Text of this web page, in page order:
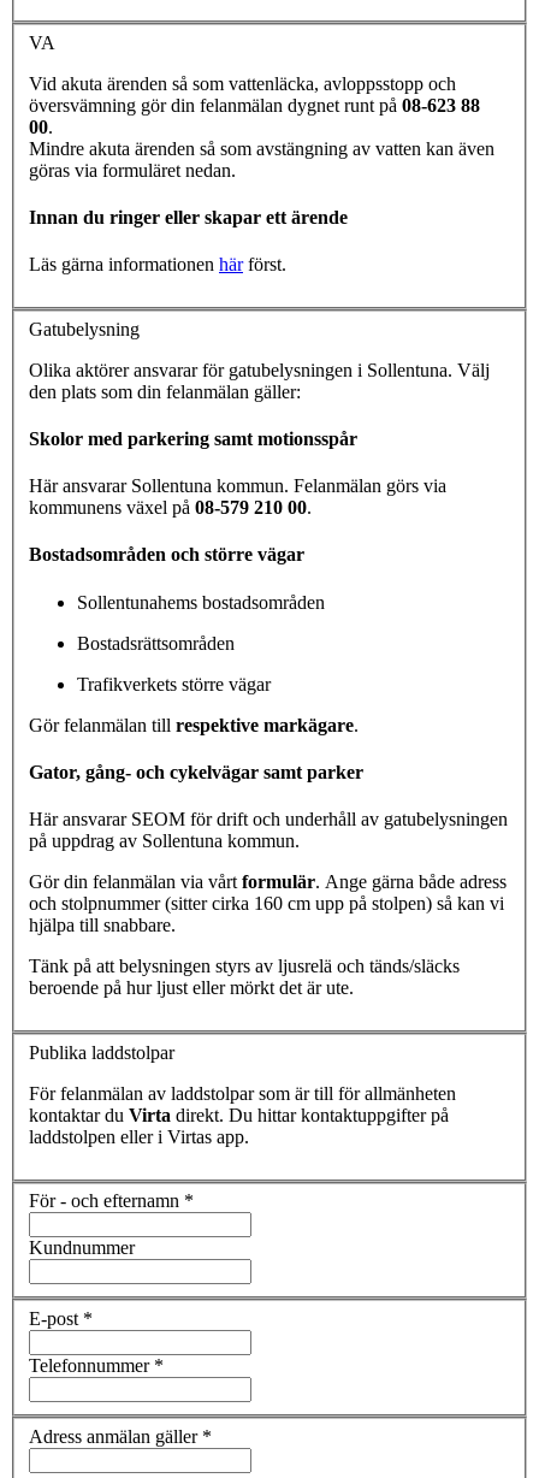
VA
Vid akuta ärenden så som vattenläcka, avloppsstopp och
översvämning gör din felanmälan dygnet runt på 08-623 88
00.
Mindre akuta ärenden så som avstängning av vatten kan även
göras via formuläret nedan.
Innan du ringer eller skapar ett ärende
Läs gärna informationen härförst.
Gatubelysning
Olika aktörer ansvarar för gatubelysningen i Sollentuna. Välj
den plats som din felanmälan gäller:
Skolor med parkering samt motionsspår
Här ansvarar Sollentuna kommun. Felanmälan görs via
kommunens växel på 08-579 210 00.
Bostadsområden och större vägar
Sollentunahems bostadsområden
Bostadsrättsområden
Trafikverkets större vägar
Gör felanmälan till respektive markägare.
Gator, gång- och cykelvägar samt parker
Här ansvarar SEOM för drift och underhåll av gatubelysningen
på uppdrag av Sollentuna kommun.
Gör din felanmälan via vårt formulär. Ange gärna både adress
och stolpnummer (sitter cirka 160 cm upp på stolpen) så kan vi
hjälpa till snabbare.
Tänk på att belysningen styrs av ljusrelä och tänds/släcks
beroende på hur ljust eller mörkt det är ute.
Publika laddstolpar
För felanmälan av laddstolpar som är till för allmänheten
kontaktar du Virta direkt. Du hittar kontaktuppgifter på
laddstolpen eller i Virtas app.
För - och efternamn *
Kundnummer
E-post *
Telefonnummer *
Adress anmälan gäller *